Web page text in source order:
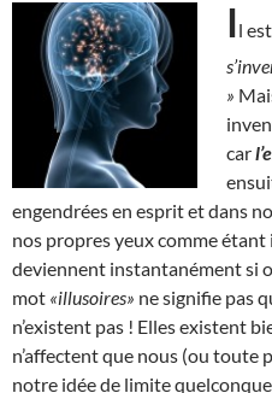
Il
»
car
engendrées en esprit et dans
nos propres yeux comme étant
deviennent instantanément si
mot «illusoires» ne signifie pas
n’existent pas ! Elles existent
n’affectent que nous (ou toute
notre idée de limite